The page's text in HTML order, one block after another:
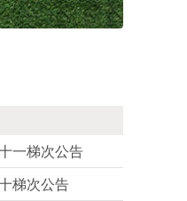
一梯次公告
梯次公告